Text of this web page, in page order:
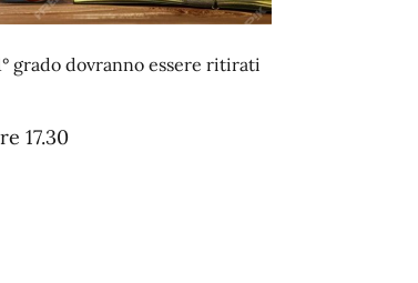
grado dovranno essere ritirati
17.30